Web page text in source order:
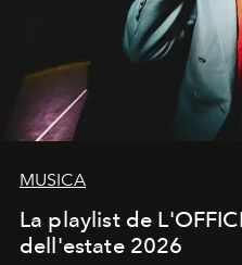
MUSICA
La playlist de
dell'estate 2026